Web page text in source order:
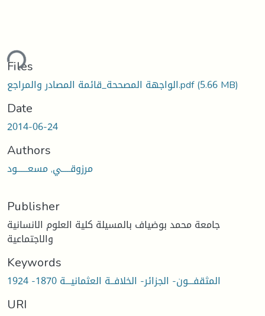
Files
الواجهة المصححة_قائمة المصادر والمراجع.pdf(5.66 MB)
Date
2014-06-24
Authors
مرزوقـــــي, مسعــــــود
Publisher
جامعة محمد بوضياف بالمسيلة كلية العلوم الانسانية
والاجتماعية
Keywords
المثقفـــون- الجزائر- الخلافــة العثمانيـــة 1870- 1924
URI